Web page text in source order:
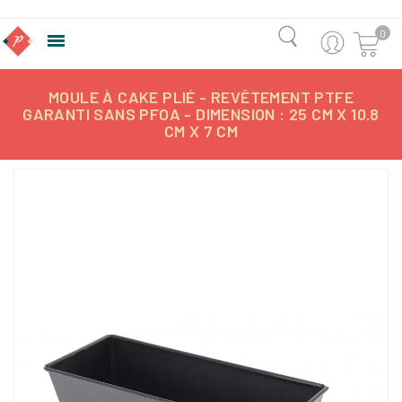
 0
MOULE À CAKE PLIÉ - REVÊTEMENT PTFE
GARANTI SANS PFOA - DIMENSION : 25 CM X 10.8
CM X 7 CM